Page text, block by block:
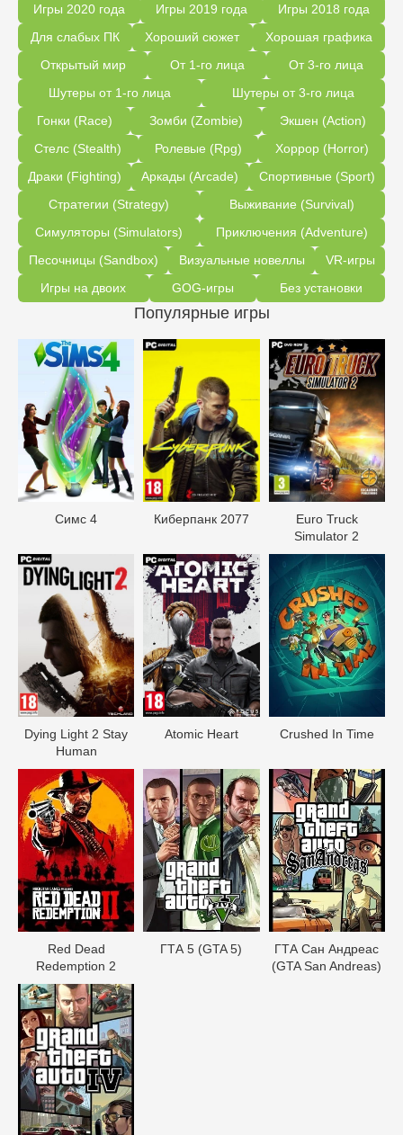
Игры 2020 года
Игры 2019 года
Игры 2018 года
Для слабых ПК
Хороший сюжет
Хорошая графика
Открытый мир
От 1-го лица
От 3-го лица
Шутеры от 1-го лица
Шутеры от 3-го лица
Гонки (Race)
Зомби (Zombie)
Экшен (Action)
Стелс (Stealth)
Ролевые (Rpg)
Хоррор (Horror)
Драки (Fighting)
Аркады (Arcade)
Спортивные (Sport)
Стратегии (Strategy)
Выживание (Survival)
Симуляторы (Simulators)
Приключения (Adventure)
Песочницы (Sandbox)
Визуальные новеллы
VR-игры
Игры на двоих
GOG-игры Без установки
Популярные игры
Симс 4 Киберпанк 2077
Euro Truck
Simulator 2
Dying Light 2 Stay
Human
Atomic Heart Crushed In Time
Red Dead
Redеmption 2
ГТА 5 (GTA 5)
ГТА Сан Андреас
(GTA San Andreas)